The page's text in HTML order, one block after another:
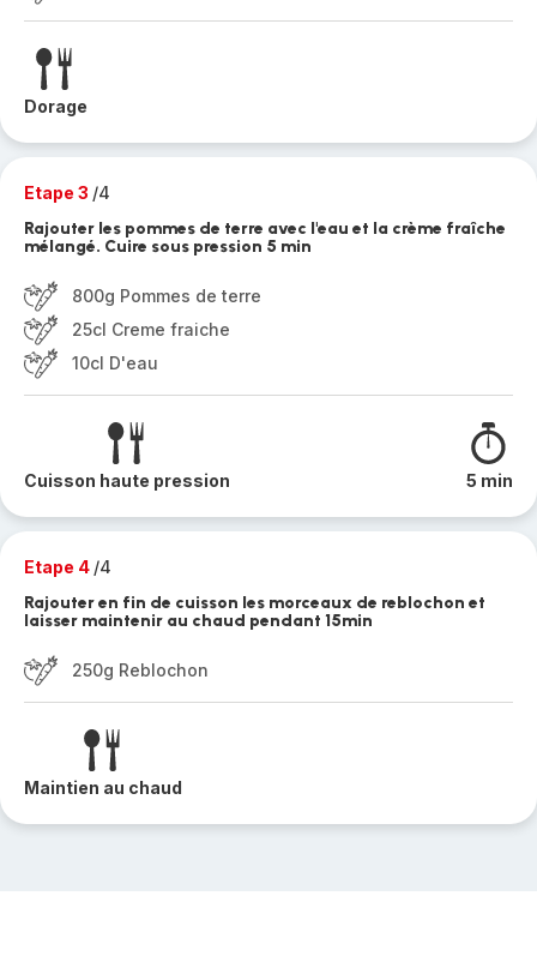
Dorage
Etape 3 /4
Rajouter les pommes de terre avec l'eau et la crème fraîche
mélangé. Cuire sous pression 5 min
800g Pommes de terre
25cl Creme fraiche
10cl D'eau
Cuisson haute pression 5 min
Etape 4 /4
Rajouter en fin de cuisson les morceaux de reblochon et
laisser maintenir au chaud pendant 15min
250g Reblochon
Maintien au chaud